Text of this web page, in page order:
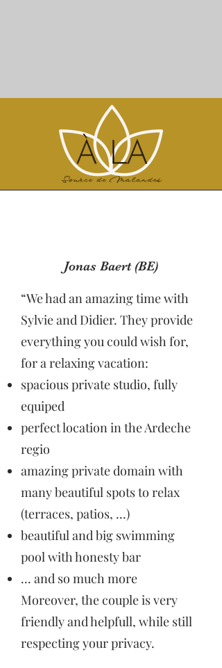
Jonas Baert (BE)
“We had an amazing time with
Sylvie and Didier. They provide
everything you could wish for,
for a relaxing vacation:
spacious private studio, fully
equiped
perfect location in the Ardeche
regio
amazing private domain with
many beautiful spots to relax
(terraces, patios, ...)
beautiful and big swimming
pool with honesty bar
... and so much more
Moreover, the couple is very
friendly and helpfull, while still
respecting your privacy.